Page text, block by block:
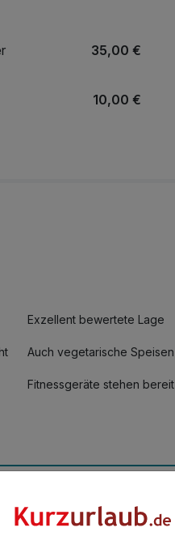
35,00 €
10,00 €
Exzellent bewertete Lage
Auch vegetarische Speisen
Fitnessgeräte stehen bereit